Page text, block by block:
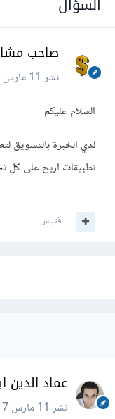
صاحب
نشر11 مارس 2017
السلام عليكم
لدي الخبرة بالتسويق
تطبيقات اربح على كل
اقتباس
عماد الدين
نشر11 مارس 2017